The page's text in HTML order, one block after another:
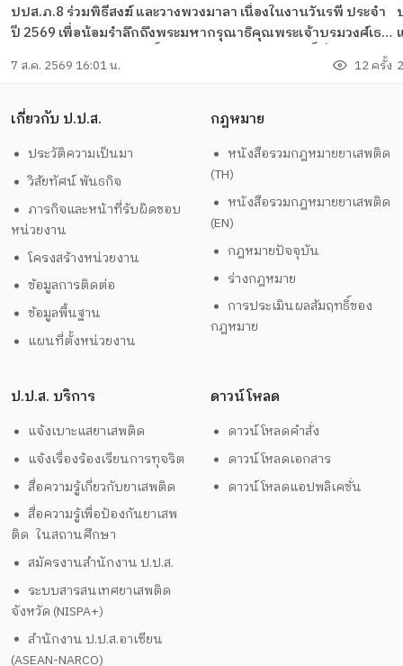
ปปส.ภ.8 ร่วมพิธีสงฆ์ และวางพวงมาลา เนื่องในงานวันรพี ประจำ
ปี 2569 เพื่อน้อมรำลึกถึงพระมหากรุณาธิคุณพระเจ้าบรมวงศ์เธอ
พระองค์เจ้ารพีพัฒนศักดิ์ กรมหลวงราชบุรีดิเรกฤทธิ์ ที่มีต่อวงการ
กฎหมายไทย
7 ส.ค. 2569 16:01 น. 12 ครั้ง
เกี่ยวกับ ป.ป.ส.
ประวัติความเป็นมา
วิสัยทัศน์ พันธกิจ
ภารกิจและหน้าที่รับผิดชอบ
หน่วยงาน
โครงสร้างหน่วยงาน
ข้อมูลการติดต่อ
ข้อมูลพื้นฐาน
แผนที่ตั้งหน่วยงาน
กฎหมาย
หนังสือรวมกฎหมายยาเสพติด
(TH)
หนังสือรวมกฎหมายยาเสพติด
(EN)
กฎหมายปัจจุบัน
ร่างกฎหมาย
การประเมินผลสัมฤทธิ์ของ
กฎหมาย
ป.ป.ส. บริการ
แจ้งเบาะแสยาเสพติด
แจ้งเรื่องร้องเรียนการทุจริต
สื่อความรู้เกี่ยวกับยาเสพติด
สื่อความรู้เพื่อป้องกันยาเสพ
ติด ในสถานศึกษา
สมัครงานสำนักงาน ป.ป.ส.
ระบบสารสนเทศยาเสพติด
จังหวัด (NISPA+)
สำนักงาน ป.ป.ส.อาเซียน
(ASEAN-NARCO)
ดาวน์โหลด
ดาวน์โหลดคำสั่ง
ดาวน์โหลดเอกสาร
ดาวน์โหลดแอปพลิเคชั่น